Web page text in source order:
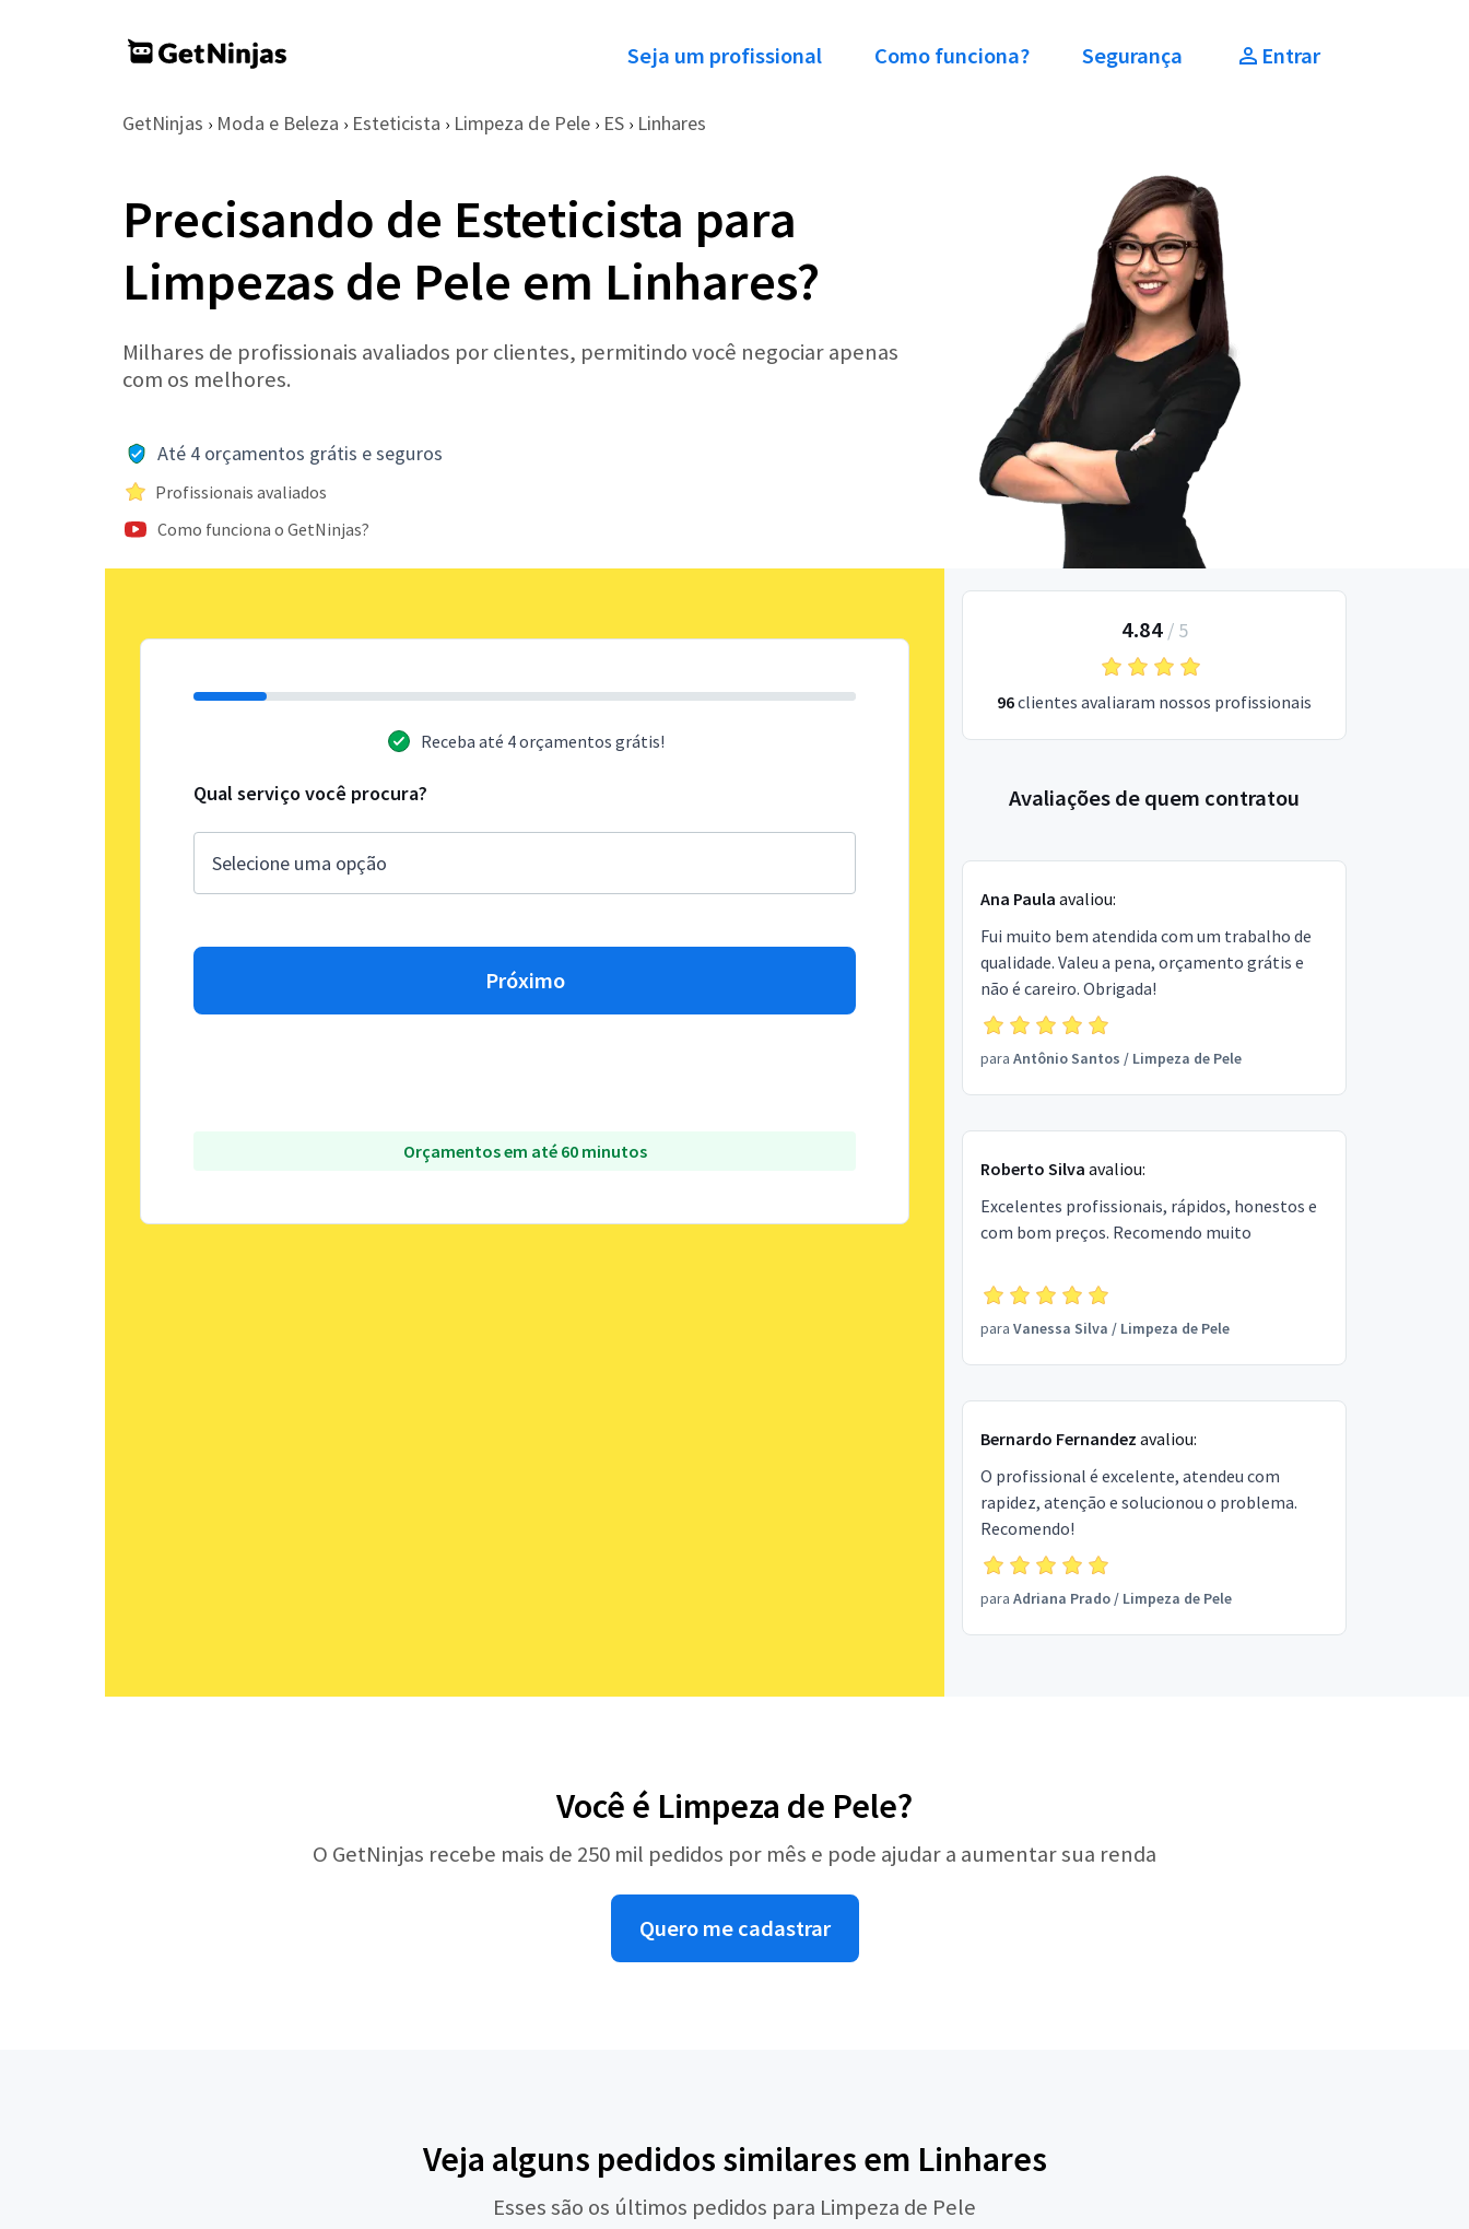
Seja um profissional Como funciona? Segurança Entrar
GetNinjas › Moda e Beleza › Esteticista › Limpeza de Pele › ES › Linhares
Precisando de Esteticista para
Limpezas de Pele em Linhares?
Milhares de profissionais avaliados por clientes, permitindo você negociar apenas
com os melhores.
Até 4 orçamentos grátis e seguros
Profissionais avaliados
Como funciona o GetNinjas?
Receba até 4 orçamentos grátis!
Qual serviço você procura?
Próximo
Orçamentos em até 60 minutos
4.84/ 5
96clientes avaliaram nossos profissionais
Avaliações de quem contratou
Ana Paula avaliou:
Fui muito bem atendida com um trabalho de
qualidade. Valeu a pena, orçamento grátis e
não é careiro. Obrigada!
para Antônio Santos / Limpeza de Pele
Roberto Silva avaliou:
Excelentes profissionais, rápidos, honestos e
com bom preços. Recomendo muito
para Vanessa Silva / Limpeza de Pele
Bernardo Fernandez avaliou:
O profissional é excelente, atendeu com
rapidez, atenção e solucionou o problema.
Recomendo!
para Adriana Prado/ Limpeza de Pele
Você é Limpeza de Pele?
O GetNinjas recebe mais de 250 mil pedidos por mês e pode ajudar a aumentar sua renda
Quero me cadastrar
Veja alguns pedidos similares em Linhares
Esses são os últimos pedidos para Limpeza de Pele